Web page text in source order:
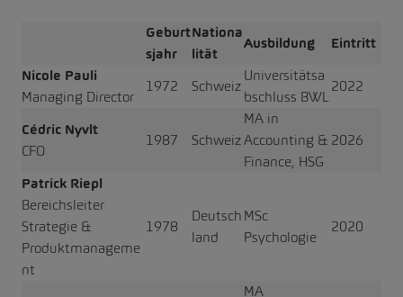
Geburt
sjahr
Nationa
lität
Ausbildung
Eintritt
Nicole Pauli
Managing Director
1972 Schweiz
Universitätsa
bschluss BWL
2022
Cédric Nyvlt
CFO
1987 Schweiz
MA in
Accounting &
Finance, HSG
2026
Patrick Riepl
Bereichsleiter
Strategie &
Produktmanageme
nt
1978
Deutsch
land
MSc
Psychologie
2020
MA